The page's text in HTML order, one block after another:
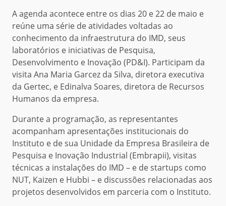
A agenda acontece entre os dias 20 e 22 de maio e
reúne uma série de atividades voltadas ao
conhecimento da infraestrutura do IMD, seus
laboratórios e iniciativas de Pesquisa,
Desenvolvimento e Inovação (PD&I). Participam da
visita Ana Maria Garcez da Silva, diretora executiva
da Gertec, e Edinalva Soares, diretora de Recursos
Humanos da empresa.
Durante a programação, as representantes
acompanham apresentações institucionais do
Instituto e de sua Unidade da Empresa Brasileira de
Pesquisa e Inovação Industrial (Embrapii), visitas
técnicas a instalações do IMD – e de startups como
NUT, Kaizen e Hubbi – e discussões relacionadas aos
projetos desenvolvidos em parceria com o Instituto.